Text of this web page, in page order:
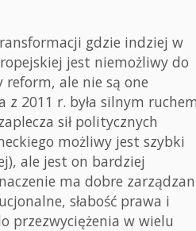
gdzie indziej w
jest niemożliwy do
ale nie są one
z 2011 r. była silnym
sił politycznych
możliwy jest szybki
ale jest on bardziej
ma dobre
słabość prawa i
przezwyciężenia w wielu